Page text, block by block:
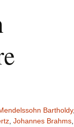
Bartholdy,
Johannes Brahms